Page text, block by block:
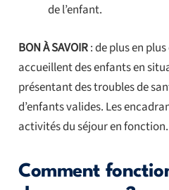
de l’enfant.
BON À SAVOIR: de plus en
accueillent des enfants en
présentant des troubles de
d’enfants valides. Les
activités du séjour en fonction.
Comment